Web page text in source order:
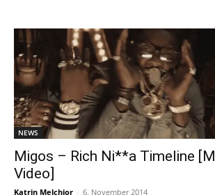
NEWS
Migos – Rich Ni**a Timeline
Video]
Katrin Melchior - 6. November 2014